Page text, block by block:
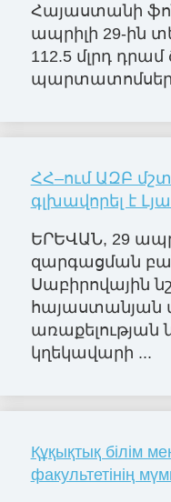
Հայաստանի
ապրիլի 29-ին
112.5 մլրդ
ՀՀ–ում ԱԶԲ
գլխավորել է
ԵՐԵՎԱՆ, 29
զարգացման
Սաբիրովային
հայաստանյան
առաքելության
կղեկավարի ...
Құқықтық білім
факультетінің